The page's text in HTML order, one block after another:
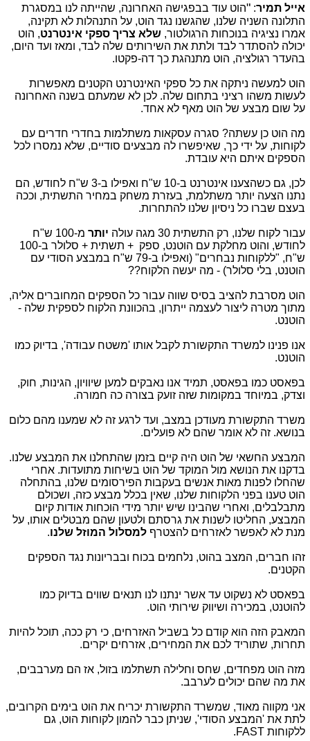
אייל תמיר:
"הוט עוד בבפגישה האחרונה, שהייתה לנו במסגרת
התלונה השניה שלנו, שהגשנו נגד הוט, על התנהלות לא תקינה,
אמרו נציגיה בנוכחות הרגולטור, שלא צריך ספקי אינטרנט, הוט
יכולה להסתדר לבד ולתת את השירותים שלה לבד, ומאז ועד היום,
בהעדר רגולציה, הוט מתנהגת כך דה-פקטו.
הוט למעשה ניתקה את כל ספקי האינטרנט הקטנים מאפשרות
לעשות משהו רציני בתחום שלה. לכן לא שמעתם בשנה האחרונה
על שום מבצע של הוט מאף לא אחד.
מה הוט כן עשתה? סגרה עסקאות משתלמות בחדרי חדרים עם
לקוחות, על ידי כך, שאיפשרו לה מבצעים סודיים, שלא נמסרו לכל
הספקים איתם היא עובדת.
לכן, גם כשהצענו אינטרנט ב-10 ש"ח ואפילו ב-3 ש"ח לחודש, הם
נתנו הצעה יותר משתלמת, בעזרת משחק במחיר התשתית, וככה
בעצם שברו כל ניסיון שלנו להתחרות.
עבור לקוח שלנו, רק התשתית 30 מגה עולה יותר
מ-100 ש"ח
לחודש, והוט מחלקת עם הוטנט, ספק + תשתית + סלולר ב-100
ש"ח, "ללקוחות נבחרים" (ואפילו ב-79 ש"ח במבצע הסודי עם
הוטנט, בלי סלולר) - מה יעשה הלקוח??
הוט מסרבת להציב בסיס שווה עבור כל הספקים המחוברים אליה,
מתוך מטרה ליצור לעצמה ייתרון, בהכוונת הלקוח לספקית שלה -
הוטנט.
אנו פנינו למשרד התקשורת לקבל אותו 'משטח עבודה', בדיוק כמו
הוטנט.
בפאסט כמו בפאסט, תמיד אנו נאבקים למען שיוויון, הגינות, חוק,
וצדק, במיוחד במקומות שזה זועק בצורה כה חמורה.
משרד התקשורת מעודכן במצב, ועד לרגע זה לא שמענו מהם כלום
בנושא. זה לא אומר שהם לא פועלים.
המבצע החשאי של הוט היה קיים בזמן שהתחלנו את המבצע שלנו.
בדקנו את הנושא מול המוקד של הוט בשיחות מתועדות. אחרי
שהחלו לפנות מאות אנשים בעקבות הפירסומים שלנו, בהתחלה
הוט טענו בפני הלקוחות שלנו, שאין בכלל מבצע כזה, ושכולם
מתבלבלים, ואחרי שהבינו שיש יותר מידי הוכחות אודות קיום
המבצע, החליטו לשנות את גרסתם ולטעון שהם מבטלים אותו, על
מנת לא לאפשר לאזרחים להצטרף למסלול המוזל שלנו.
זהו חברים, המצב בהוט, נלחמים בכוח ובבריונות נגד הספקים
הקטנים.
בפאסט לא נשקוט עד אשר ינתנו לנו תנאים שווים בדיוק כמו
להוטנט, במכירה ושיווק שירותי הוט.
המאבק הזה הוא קודם כל בשביל האזרחים, כי רק ככה, תוכל להיות
תחרות, שתוריד לכם את המחירים, אזרחים יקרים.
מזה הוט מפחדים, שחס וחלילה תשתלמו בזול, אז הם מערבבים,
את מה שהם יכולים לערבב.
אני מקווה מאוד, שמשרד התקשורת יכריח את הוט בימים הקרובים,
לתת את 'המבצע הסודי', שניתן כבר להמון לקוחות הוט, גם
ללקוחות FAST.